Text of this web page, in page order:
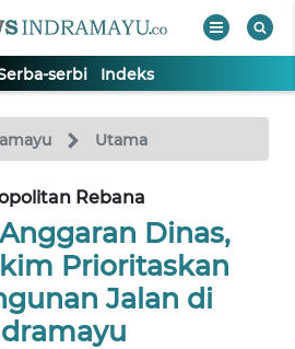
serbi Indeks
Utama
Rebana
Dinas,
Prioritaskan
Jalan di